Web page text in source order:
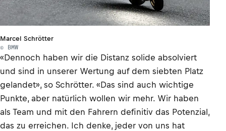
Marcel Schrötter
© BMW
«Dennoch haben wir die Distanz solide absolviert
und sind in unserer Wertung auf dem siebten Platz
gelandet», so Schrötter. «Das sind auch wichtige
Punkte, aber natürlich wollen wir mehr. Wir haben
als Team und mit den Fahrern definitiv das Potenzial,
das zu erreichen. Ich denke, jeder von uns hat